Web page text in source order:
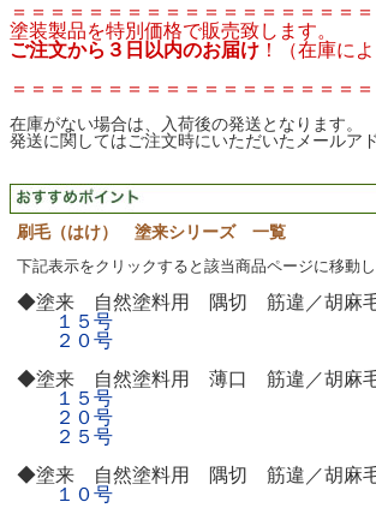
＝＝＝＝＝＝＝＝＝＝＝＝＝＝＝＝＝＝
塗装製品を特別価格で販売致します。
ご注文から３日以内のお届け！（在庫に
＝＝＝＝＝＝＝＝＝＝＝＝＝＝＝＝＝＝
在庫がない場合は、入荷後の発送となります。
発送に関してはご注文時にいただいたメールア
刷毛（はけ） 塗来シリーズ 一覧
下記表示をクリックすると該当商品ページに移動し
◆塗来 自然塗料用 隅切 筋違／胡麻
１５号
２０号
◆塗来 自然塗料用 薄口 筋違／胡麻
１５号
２０号
２５号
◆塗来 自然塗料用 隅切 筋違／胡麻
１０号